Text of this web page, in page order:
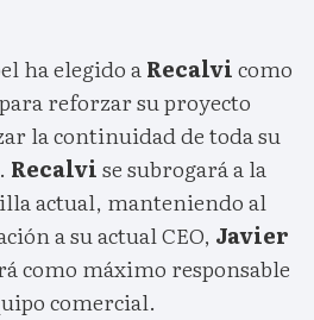
ha elegido aRecalvicomo
reforzar su proyecto
la continuidad de toda su
Recalvise subrogará a la
actual, manteniendo al
a su actual CEO, Javier
como máximo responsable
comercial.